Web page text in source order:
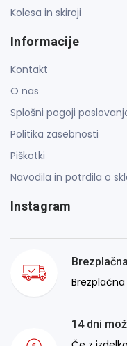
Kolesa in skiroji
Informacije
Kontakt
O nas
Splošni pogoji
Politika zasebnosti
Piškotki
Navodila in potrdila o
Instagram
14 dni